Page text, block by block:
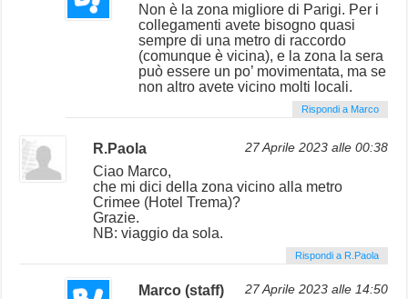
Non è la zona migliore di Parigi. Per i
collegamenti avete bisogno quasi
sempre di una metro di raccordo
(comunque è vicina), e la zona la sera
può essere un po’ movimentata, ma se
non altro avete vicino molti locali.
Rispondi a Marco
R.Paola 27 Aprile 2023 alle 00:38
Ciao Marco,
che mi dici della zona vicino alla metro
Crimee (Hotel Trema)?
Grazie.
NB: viaggio da sola.
Rispondi a R.Paola
Marco (staff) 27 Aprile 2023 alle 14:50